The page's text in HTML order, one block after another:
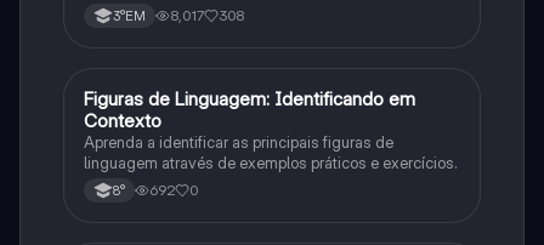
3°EM 8,017 308
FPortuguês
Figuras de Linguagem: Identificando em
Contexto
Aprenda a identificar as principais figuras de
linguagem através de exemplos práticos e exercícios.
8° 692 0